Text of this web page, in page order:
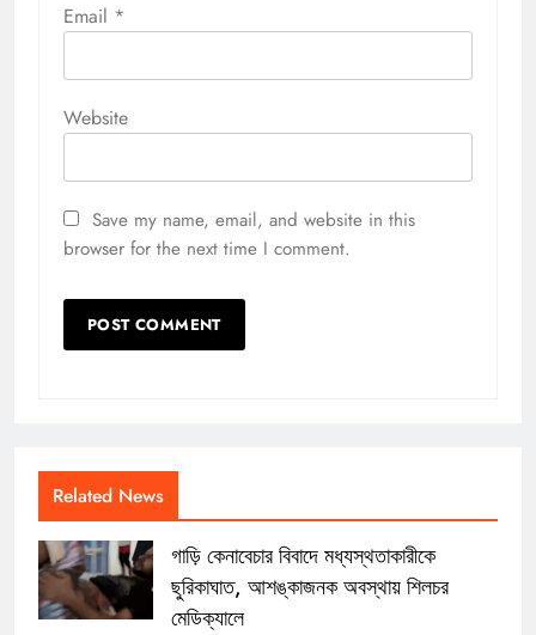
Email *
Website
Save my name, email, and website in this
browser for the next time I comment.
Related News
গাড়ি কেনাবেচার বিবাদে মধ্যস্থতাকারীকে
ছুরিকাঘাত, আশঙ্কাজনক অবস্থায় শিলচর
মেডিক্যালে